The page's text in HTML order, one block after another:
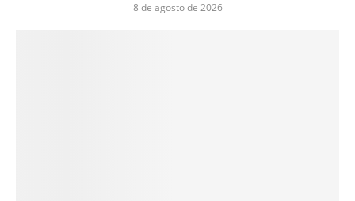
8 de agosto de 2026